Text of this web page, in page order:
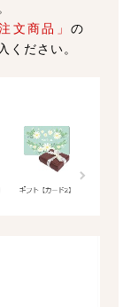
注文商品」の
ください。